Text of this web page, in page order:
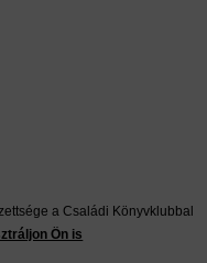
a Családi Könyvklubbal
Ön is